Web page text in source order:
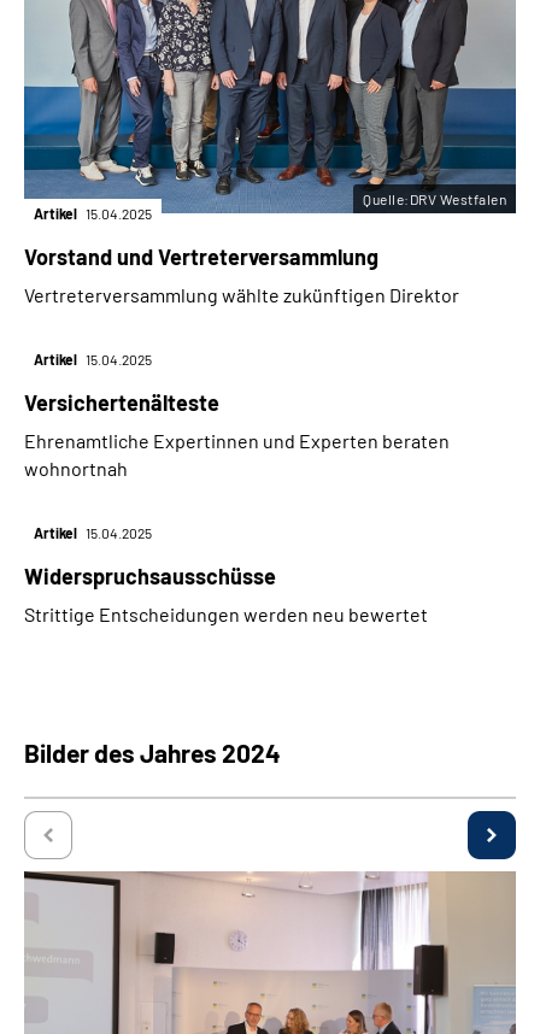
Artikel 15.04.2025
Vorstand und Vertreterversammlung
Vertreterversammlung wählte zukünftigen Direktor
Quelle:DRV Westfalen
Artikel 15.04.2025
Versichertenälteste
Ehrenamtliche Expertinnen und Experten beraten
wohnortnah
Artikel 15.04.2025
Widerspruchsausschüsse
Strittige Entscheidungen werden neu bewertet
Bilder des Jahres 2024